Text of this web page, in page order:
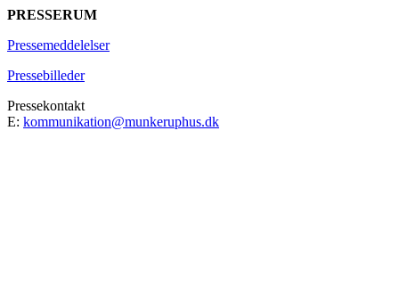
PRESSERUM
Pressemeddelelser
Pressebilleder
Pressekontakt
E: kommunikation@munkeruphus.dk